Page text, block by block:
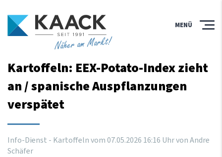
Näher am Markt!
MENÜ
Kartoffeln: EEX-Potato-Index zieht
an / spanische Auspflanzungen
verspätet
Info-Dienst - Kartoffeln vom07.05.2026 16:16 Uhrvon Andre
Schäfer